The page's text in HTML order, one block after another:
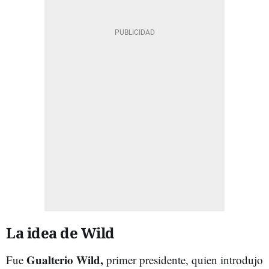
La idea de Wild
Fue Gualterio Wild, primer presidente, quien introdujo